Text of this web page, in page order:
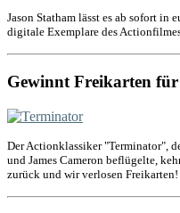
Jason Statham lässt es ab sofort in
digitale Exemplare des
Gewinnt Freikarten
Der Actionklassiker "Terminator",
und James Cameron beflügelte,
zurück und wir verlosen Freikarten!